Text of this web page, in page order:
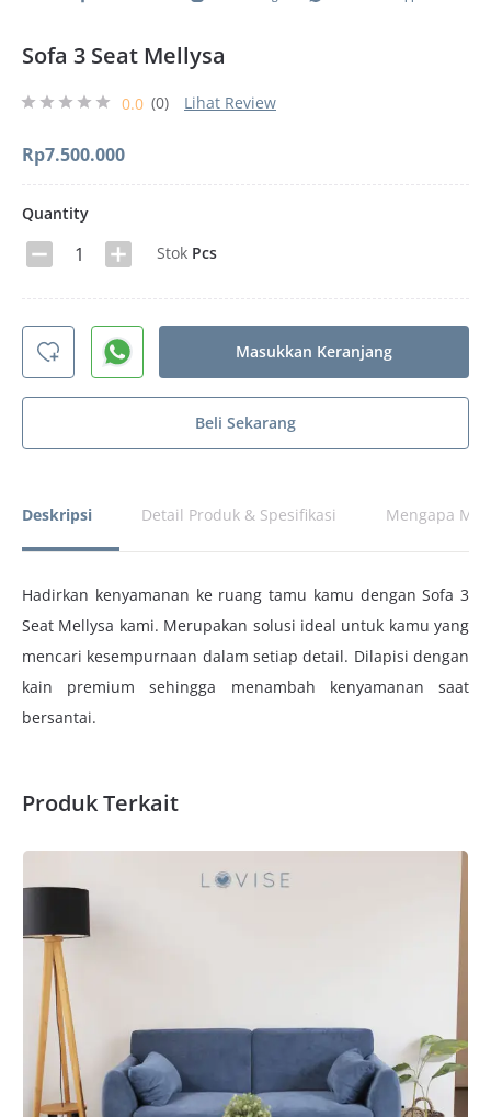
Sofa 3 Seat Mellysa
0.0 (0) Lihat Review
Rp7.500.000
Quantity
Stok Pcs
Masukkan Keranjang
Beli Sekarang
Deskripsi Detail Produk & Spesifikasi Mengapa
Hadirkan kenyamanan ke ruang tamu kamu dengan Sofa 3
Seat Mellysa kami. Merupakan solusi ideal untuk kamu yang
mencari kesempurnaan dalam setiap detail. Dilapisi dengan
kain premium sehingga menambah kenyamanan saat
bersantai.
Produk Terkait